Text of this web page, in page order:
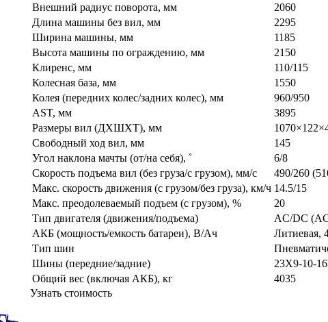
Внешний радиус поворота, мм
2060
Длина машины без вил, мм
2295
Ширина машины, мм
1185
Высота машины по ограждению, мм
2150
Клиренс, мм
110/115
Колесная база, мм
1550
Колея (передних колес/задних колес), мм
960/950
AST, мм
3895
Размеры вил (ДXШXТ), мм
Свободный ход вил, мм
145
Угол наклона мачты (от/на себя), ˚
6/8
Скорость подъема вил (без груза/с грузом), мм/с
490/260
Макс. скорость движения (с грузом/без груза), км/ч 14.5/15
Макс. преодолеваемый подъем (с грузом), %
20
Тип двигателя (движения/подъема)
AC/DC
АКБ (мощность/емкость батареи), В/Ач
Литиевая,
Тип шин
Шины (передние/задние)
23X9-10-
Общий вес (включая АКБ), кг
4035
Узнать стоимость